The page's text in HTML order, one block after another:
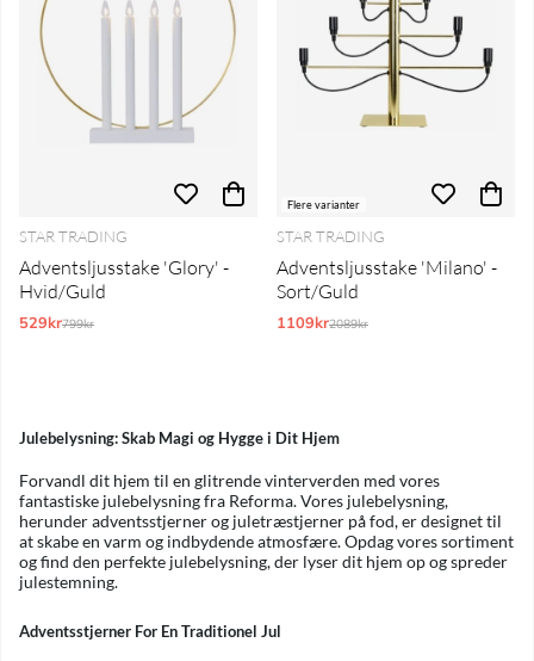
STAR TRADING
Adventsljusstake 'Glory' -
Hvid/Guld
529krNormalpris:
799kr
Flere varianter
STAR TRADING
Adventsljusstake 'Milano' -
Sort/Guld
1109krNormalpris:
2089kr
Julebelysning: Skab Magi og Hygge i Dit Hjem
Forvandl dit hjem til en glitrende vinterverden med vores
fantastiske julebelysning fra Reforma. Vores julebelysning,
herunder adventsstjerner og juletræstjerner på fod, er designet til
at skabe en varm og indbydende atmosfære. Opdag vores sortiment
og find den perfekte julebelysning, der lyser dit hjem op og spreder
julestemning.
Adventsstjerner For En Traditionel Jul